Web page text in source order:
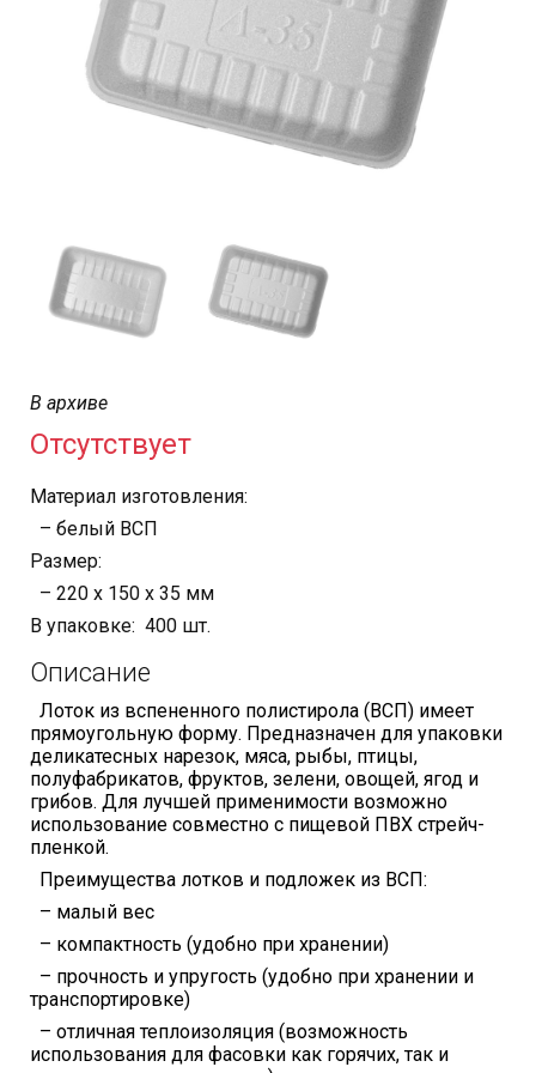
В архиве
Отсутствует
Материал изготовления:
– белый ВСП
Размер:
– 220 х 150 х 35 мм
В упаковке: 400 шт.
Описание
Лоток из вспененного полистирола (ВСП) имеет
прямоугольную форму. Предназначен для упаковки
деликатесных нарезок, мяса, рыбы, птицы,
полуфабрикатов, фруктов, зелени, овощей, ягод и
грибов. Для лучшей применимости возможно
использование совместно с пищевой ПВХ стрейч-
пленкой.
Преимущества лотков и подложек из ВСП:
– малый вес
– компактность (удобно при хранении)
– прочность и упругость (удобно при хранении и
транспортировке)
– отличная теплоизоляция (возможность
использования для фасовки как горячих, так и